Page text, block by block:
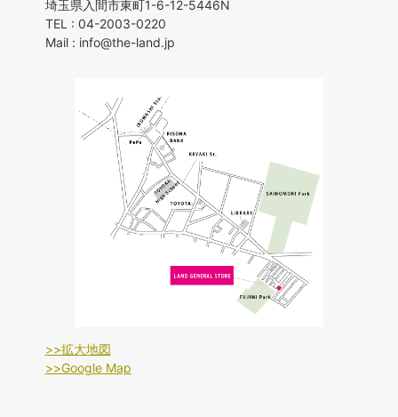
埼玉県入間市東町1-6-12-5446N
TEL : 04-2003-0220
Mail : info@the-land.jp
>>拡大地図
>>Google Map